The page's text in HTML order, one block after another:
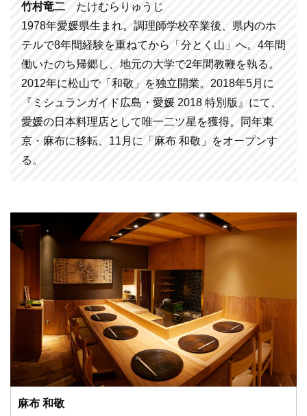
竹村竜二 たけむらりゅうじ
1978年愛媛県生まれ。調理師学校卒業後、県内のホ
テルで8年間経験を重ねてから「分とく山」へ。4年間
働いたのち帰郷し、地元の大学で2年間教鞭を執る。
2012年に松山で「和敬」を独立開業。2018年5月に
『ミシュランガイド広島・愛媛 2018 特別版』にて、
愛媛の日本料理店として唯一二ツ星を獲得。同年東
京・麻布に移転、11月に「麻布 和敬」をオープンす
る。
麻布 和敬